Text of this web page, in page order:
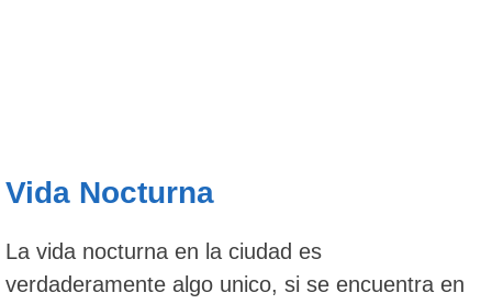
Vida Nocturna
La vida nocturna en la ciudad es
verdaderamente algo unico, si se encuentra en